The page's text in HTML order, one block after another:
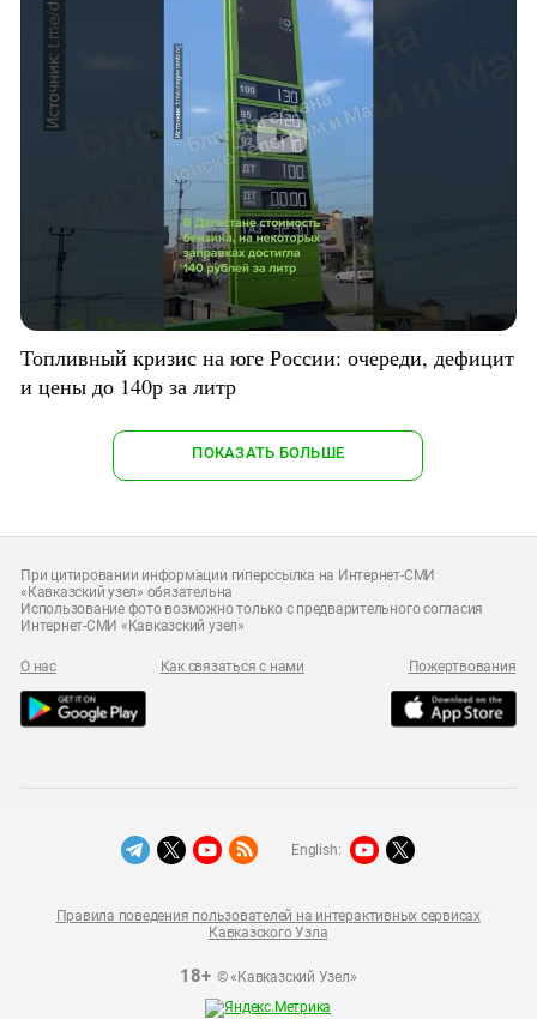
Топливный кризис на юге России: очереди, дефицит
и цены до 140р за литр
ПОКАЗАТЬ БОЛЬШЕ
При цитировании информации гиперссылка на Интернет-СМИ
«Кавказский узел» обязательна
Использование фото возможно только с предварительного согласия
Интернет-СМИ «Кавказский узел»
О нас Как связаться с нами Пожертвования
18+© «Кавказский Узел»
Правила поведения пользователей на интерактивных сервисах
Кавказского Узла
English: